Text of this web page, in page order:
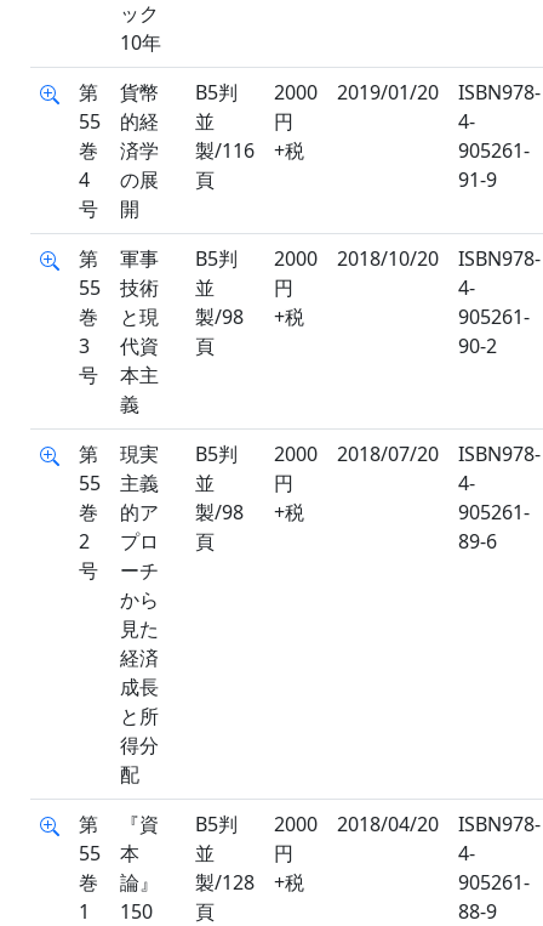
ック
10年
第
55
巻
4
号
貨幣
的経
済学
の展
開
B5判
並
製/116
頁
2000
円
+税
2019/01/20
ISBN978-
4-
905261-
91-9
第
55
巻
3
号
軍事
技術
と現
代資
本主
義
B5判
並
製/98
頁
2000
円
+税
2018/10/20
ISBN978-
4-
905261-
90-2
第
55
巻
2
号
現実
主義
的ア
プロ
ーチ
から
見た
経済
成長
と所
得分
配
B5判
並
製/98
頁
2000
円
+税
2018/07/20
ISBN978-
4-
905261-
89-6
第
55
巻
1
『資
本
論』
150
B5判
並
製/128
頁
2000
円
+税
2018/04/20
ISBN978-
4-
905261-
88-9